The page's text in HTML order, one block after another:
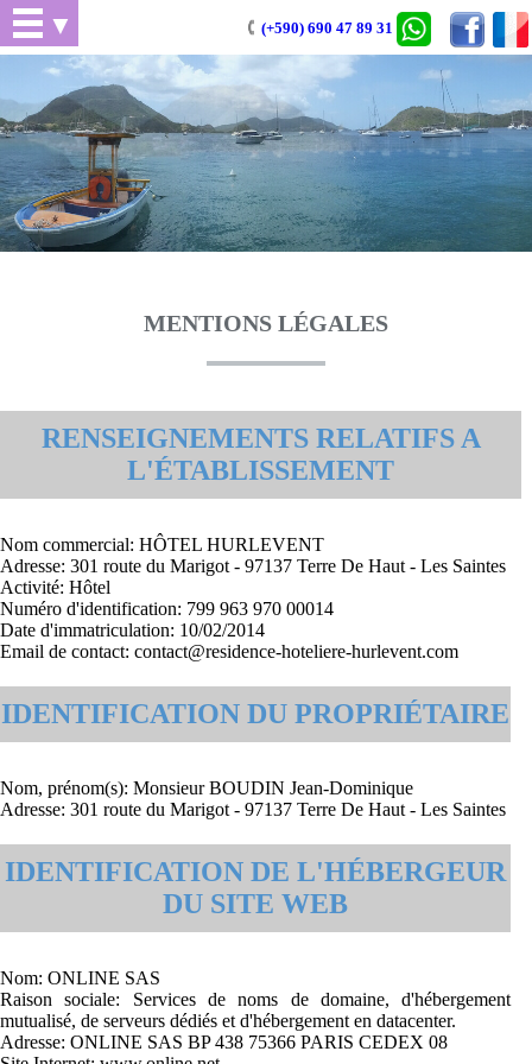
(+590) 690 47 89 31
▼
MENTIONS LÉGALES
RENSEIGNEMENTS RELATIFS A
L'ÉTABLISSEMENT
Nom commercial: HÔTEL HURLEVENT
Adresse: 301 route du Marigot - 97137 Terre De Haut - Les Saintes
Activité: Hôtel
Numéro d'identification: 799 963 970 00014
Date d'immatriculation: 10/02/2014
Email de contact: contact@residence-hoteliere-hurlevent.com
IDENTIFICATION DU PROPRIÉTAIRE
Nom, prénom(s): Monsieur BOUDIN Jean-Dominique
Adresse: 301 route du Marigot - 97137 Terre De Haut - Les Saintes
IDENTIFICATION DE L'HÉBERGEUR
DU SITE WEB
Nom: ONLINE SAS
Raison sociale: Services de noms de domaine, d'hébergement
mutualisé, de serveurs dédiés et d'hébergement en datacenter.
Adresse: ONLINE SAS BP 438 75366 PARIS CEDEX 08